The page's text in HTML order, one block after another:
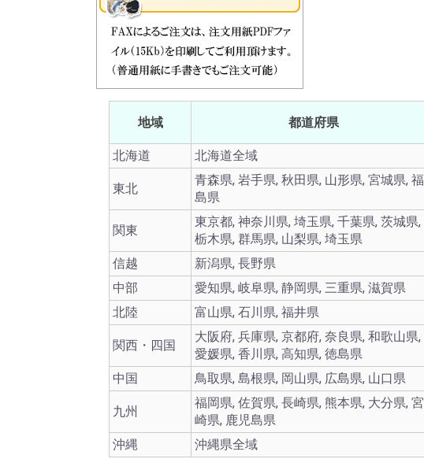
地域 都道府県
北海道
北海道全域
東北
青森県, 岩手県, 秋田県, 山形県, 宮城県, 福
島県
関東
東京都, 神奈川県, 埼玉県, 千葉県, 茨城県,
栃木県, 群馬県, 山梨県, 埼玉県
信越 新潟県, 長野県
中部
愛知県, 岐阜県, 静岡県, 三重県, 滋賀県
北陸
富山県, 石川県, 福井県
関西・四国
大阪府, 兵庫県, 京都府, 奈良県, 和歌山県,
愛媛県, 香川県, 高知県, 徳島県
中国 鳥取県, 島根県, 岡山県, 広島県, 山口県
九州
福岡県, 佐賀県, 長崎県, 熊本県, 大分県, 宮
崎県, 鹿児島県
沖縄 沖縄県全域